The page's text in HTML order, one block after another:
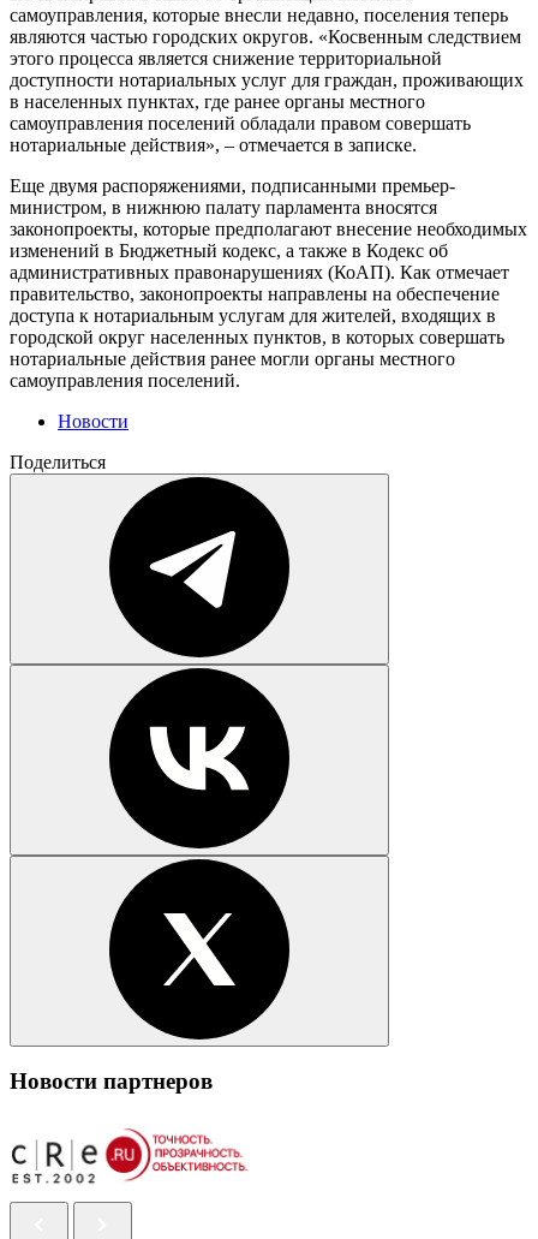
самоуправления, которые внесли недавно, поселения теперь
являются частью городских округов. «Косвенным следствием
этого процесса является снижение территориальной
доступности нотариальных услуг для граждан, проживающих
в населенных пунктах, где ранее органы местного
самоуправления поселений обладали правом совершать
нотариальные действия», – отмечается в записке.
Еще двумя распоряжениями, подписанными премьер-
министром, в нижнюю палату парламента вносятся
законопроекты, которые предполагают внесение необходимых
изменений в Бюджетный кодекс, а также в Кодекс об
административных правонарушениях (КоАП). Как отмечает
правительство, законопроекты направлены на обеспечение
доступа к нотариальным услугам для жителей, входящих в
городской округ населенных пунктов, в которых совершать
нотариальные действия ранее могли органы местного
самоуправления поселений.
Новости
Поделиться
Новости партнеров